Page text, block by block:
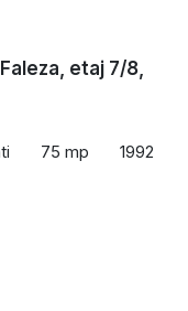
etaj 7/8,
75 mp 1992